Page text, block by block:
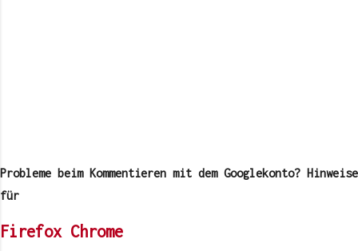
m
m
a
Probleme beim Kommentieren mit dem Googlekonto? Hinweise
für
Firefox Chrome